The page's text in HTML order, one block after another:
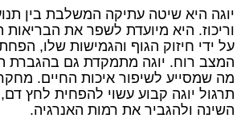
יוגה היא שיטה עתיקה המשלבת בין
וריכוז. היא מיועדת לשפר את הבריאות
על ידי חיזוק הגוף והגמישות שלו,
המצב רוח. יוגה מתמקדת גם בהגברת
מה שמסייע לשיפור איכות החיים.
תרגול יוגה קבוע עשוי להפחית לחץ
השינה ולהגביר את רמות האנרגיה.